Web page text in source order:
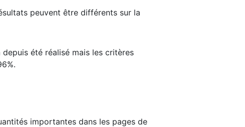
peuvent être différents sur la
été réalisé mais les critères
importantes dans les pages de